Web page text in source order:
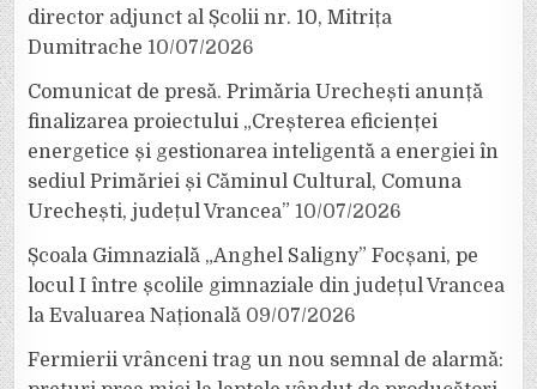
director adjunct al Școlii nr. 10, Mitrița
Dumitrache 10/07/2026
Comunicat de presă. Primăria Urechești anunță
finalizarea proiectului „Creșterea eficienței
energetice și gestionarea inteligentă a energiei în
sediul Primăriei și Căminul Cultural, Comuna
Urechești, județul Vrancea” 10/07/2026
Școala Gimnazială „Anghel Saligny” Focșani, pe
locul I între școlile gimnaziale din județul Vrancea
la Evaluarea Națională 09/07/2026
Fermierii vrânceni trag un nou semnal de alarmă: